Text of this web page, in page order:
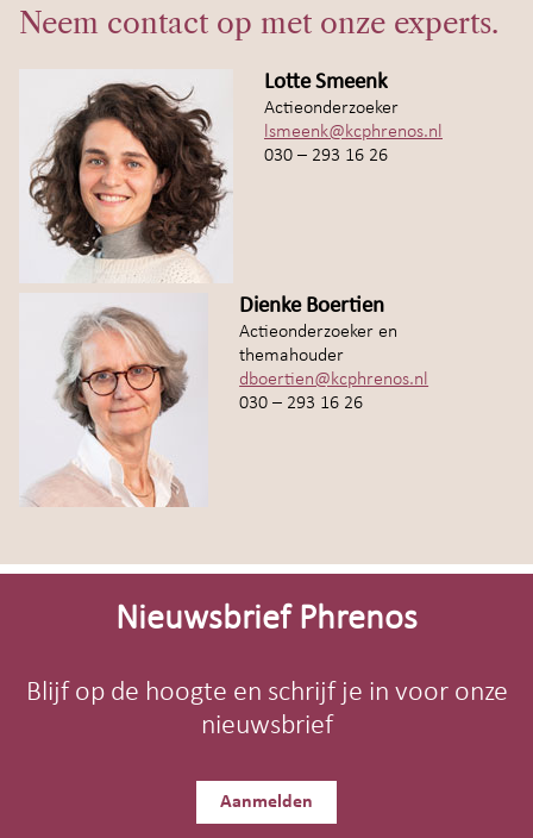
Neem contact op met onze experts.
Lotte Smeenk
Actieonderzoeker
lsmeenk@kcphrenos.nl
030 – 293 16 26
Dienke Boertien
Actieonderzoeker en
themahouder
dboertien@kcphrenos.nl
030 – 293 16 26
Site-
Nieuwsbrief Phrenos
Blijf op de hoogte en schrijf je in voor onze
nieuwsbrief
Aanmelden